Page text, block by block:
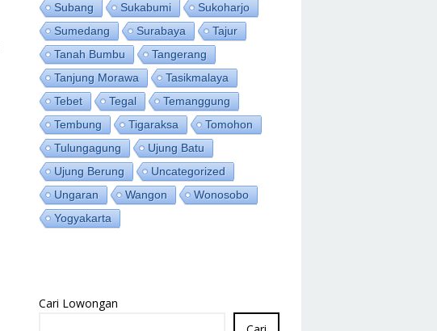
Subang
Sukabumi
Sukoharjo
Sumedang
Surabaya
Tajur
Tanah Bumbu
Tangerang
Tanjung Morawa
Tasikmalaya
Tebet
Tegal
Temanggung
Tembung
Tigaraksa
Tomohon
Tulungagung
Ujung Batu
Ujung Berung
Uncategorized
Ungaran
Wangon
Wonosobo
Yogyakarta
Cari Lowongan